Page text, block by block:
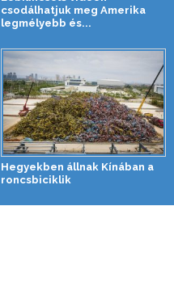
csodálhatjuk meg Amerika
legmélyebb és...
Hegyekben állnak Kínában a
roncsbiciklik